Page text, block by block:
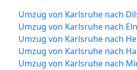
Umzug von Karlsruhe nach
Umzug von Karlsruhe nach
Umzug von Karlsruhe nach
Umzug von Karlsruhe nach
Umzug von Karlsruhe nach